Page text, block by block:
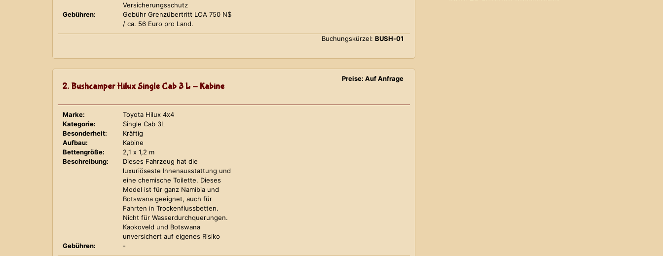
Versicherungsschutz
Gebühren:
Gebühr Grenzübertritt LOA 750 N$
/ ca. 56 Euro pro Land.
Buchungskürzel: BUSH-01
2. Bushcamper Hilux Single Cab 3 L - Kabine
Preise: Auf Anfrage
Marke:
Toyota Hilux 4x4
Kategorie:
Single Cab 3L
Besonderheit:
Kräftig
Aufbau:
Kabine
Bettengröße:
2,1 x 1,2 m
Beschreibung:
Dieses Fahrzeug hat die
luxuriöseste Innenausstattung und
eine chemische Toilette. Dieses
Model ist für ganz Namibia und
Botswana geeignet, auch für
Fahrten in Trockenflussbetten.
Nicht für Wasserdurchquerungen.
Kaokoveld und Botswana
unversichert auf eigenes Risiko
Gebühren:
-